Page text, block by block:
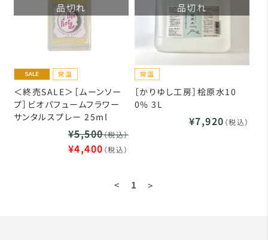
品切れ
＜終売SALE＞［ムーンソー
プ］ビオパフュームフラワー
サンタルスプレー 25ml
¥5,500（税込）
¥4,400 （税込）
品切れ
［かりゆし工房］桧原水10
0% 3L
¥7,920 （税込）
< 1 >